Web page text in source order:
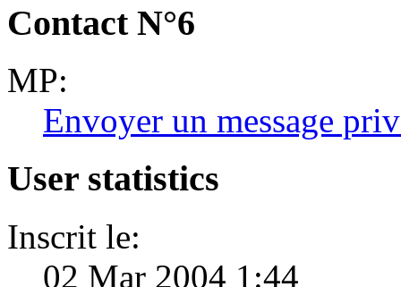
Contact N°6
MP:
Envoyer un message
User statistics
Inscrit le:
02 Mar 2004 1:44